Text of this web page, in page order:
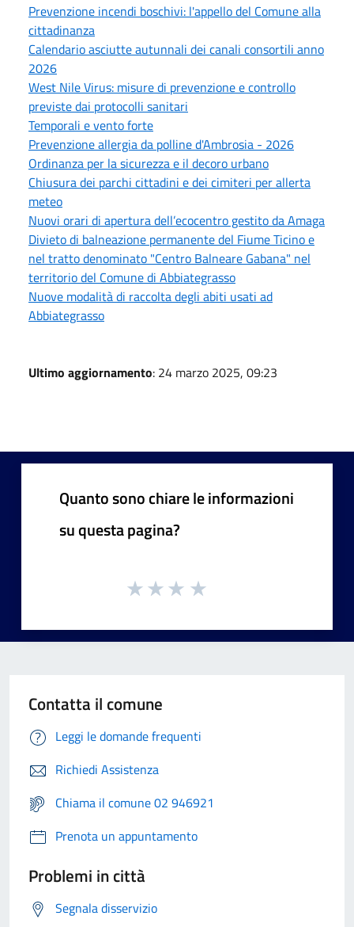
Prevenzione incendi boschivi: l'appello del Comune alla
cittadinanza
Calendario asciutte autunnali dei canali consortili anno
2026
West Nile Virus: misure di prevenzione e controllo
previste dai protocolli sanitari
Temporali e vento forte
Prevenzione allergia da polline d'Ambrosia - 2026
Ordinanza per la sicurezza e il decoro urbano
Chiusura dei parchi cittadini e dei cimiteri per allerta
meteo
Nuovi orari di apertura dell’ecocentro gestito da Amaga
Divieto di balneazione permanente del Fiume Ticino e
nel tratto denominato "Centro Balneare Gabana" nel
territorio del Comune di Abbiategrasso
Nuove modalità di raccolta degli abiti usati ad
Abbiategrasso
Ultimo aggiornamento: 24 marzo 2025, 09:23
Quanto sono chiare le informazioni
su questa pagina?
Contatta il comune
Leggi le domande frequenti
Richiedi Assistenza
Chiama il comune 02 946921
Prenota un appuntamento
Problemi in città
Segnala disservizio